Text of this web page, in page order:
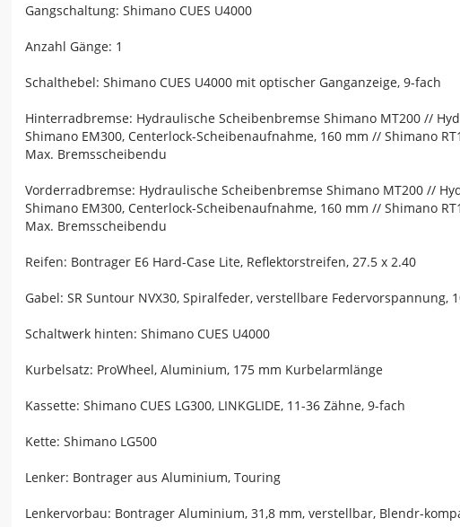
Gangschaltung: Shimano CUES U4000
Anzahl Gänge: 1
Schalthebel: Shimano CUES U4000 mit optischer Ganganzeige, 9-fach
Hinterradbremse: Hydraulische Scheibenbremse Shimano MT200 //
Shimano EM300, Centerlock-Scheibenaufnahme, 160 mm // Shimano
Max. Bremsscheibendu
Vorderradbremse: Hydraulische Scheibenbremse Shimano MT200 //
Shimano EM300, Centerlock-Scheibenaufnahme, 160 mm // Shimano
Max. Bremsscheibendu
Reifen: Bontrager E6 Hard-Case Lite, Reflektorstreifen, 27.5 x 2.40
Gabel: SR Suntour NVX30, Spiralfeder, verstellbare Federvorspannung,
Schaltwerk hinten: Shimano CUES U4000
Kurbelsatz: ProWheel, Aluminium, 175 mm Kurbelarmlänge
Kassette: Shimano CUES LG300, LINKGLIDE, 11-36 Zähne, 9-fach
Kette: Shimano LG500
Lenker: Bontrager aus Aluminium, Touring
Lenkervorbau: Bontrager Aluminium, 31,8 mm, verstellbar, Blendr-